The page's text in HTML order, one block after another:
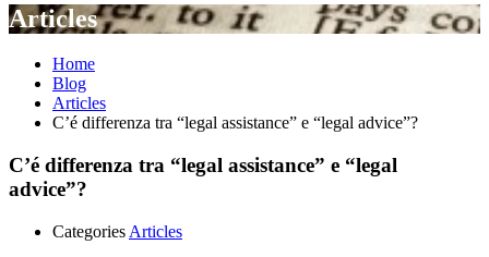
Articles
Home
Blog
Articles
C’é differenza tra “legal assistance” e “legal advice”?
C’é differenza tra “legal assistance” e “legal
advice”?
Categories Articles